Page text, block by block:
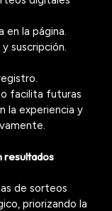
en la página.
suscripción
facilita futuras
la experiencia y
resultados
de sorteos
, priorizando la